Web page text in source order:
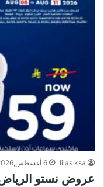
lilas ksa 6 أغسطس,2026